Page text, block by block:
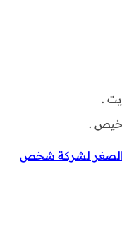
.
الصغر لشركة شخص